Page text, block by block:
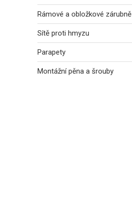
Rámové a obložkové zárubně
Sítě proti hmyzu
Parapety
Montážní pěna a šrouby